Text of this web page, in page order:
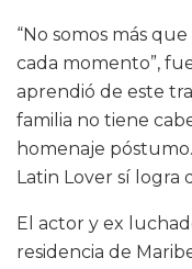
“No somos más
cada momento”,
aprendió de este
familia no tiene
homenaje póstumo.
Latin Lover sí logra
El actor y ex
residencia de